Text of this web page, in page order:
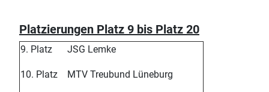
Platzierungen Platz 9 bis Platz 20
9. Platz JSG Lemke
10. Platz MTV Treubund Lüneburg